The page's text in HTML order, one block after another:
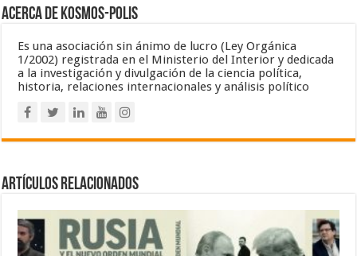
Acerca de Kosmos-Polis
Es una asociación sin ánimo de lucro (Ley Orgánica
1/2002) registrada en el Ministerio del Interior y dedicada
a la investigación y divulgación de la ciencia política,
historia, relaciones internacionales y análisis político
Artículos relacionados